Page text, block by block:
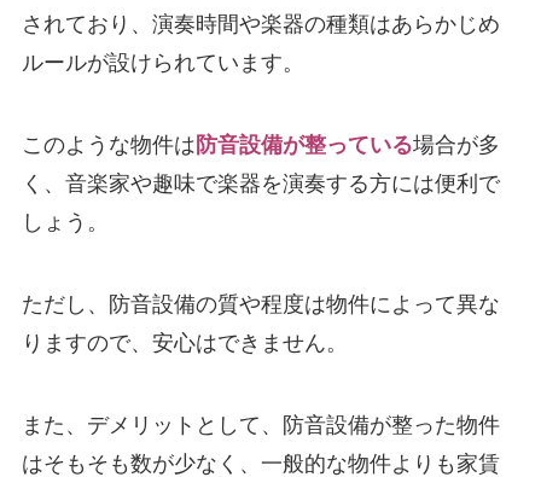
されており、演奏時間や楽器の種類はあらかじめ
ルールが設けられています。
このような物件は 防音設備が整っている場合が多
く、音楽家や趣味で楽器を演奏する方には便利で
しょう。
ただし、防音設備の質や程度は物件によって異な
りますので、安心はできません。
また、デメリットとして、防音設備が整った物件
はそもそも数が少なく、一般的な物件よりも家賃